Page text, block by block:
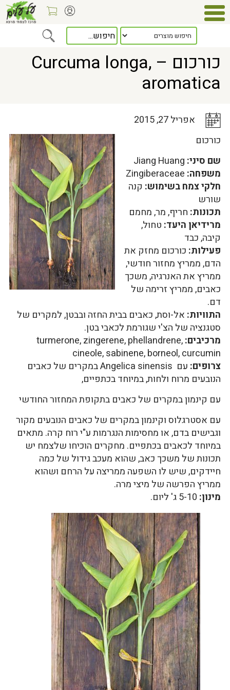
כלל המאמרים> כורכום – Curcuma longa, aromatica
כורכום – Curcuma longa,
aromatica
אפריל 27, 2015
כורכום
שם סיני:
משפחה:
חלקי צמח בשימוש: קנה
שורש
תכונות: חריף, מר, מחמם
מרידיאן היעד: טחול,
קיבה, כבד
פעילות: כורכום מחזק את
הדם, ממריץ מחזור חודשי,
ממריץ את האנרגיה, משכך
כאבים, ממריץ זרימה של
דם.
התוויות: אל-וסת, כאבים בבית החזה ובבטן, למקרים של
סטגנציה של הצ'י שגורמת לכאבי בטן.
מרכיבים:turmerone, zingerene, phellandrene,
cineole, sabinene, borneol, curcumin
צרופים:
עם Angelica sinensis במקרים של כאבים
הנובעים מרוח ולחות, במיוחד בכתפיים,
עם קינמון במקרים של כאבים בתקופת המחזור החודשי
עם אסטרגלוס וקינמון במקרים של כאבים הנובעים מקור
וגבישים בדם, או מחסימות הנגרמות ע"י רוח קרה. מתאים
במיוחד לכאבים בכתפיים. מחקרים הוכיחו שלצמח יש
תכונות של משכך כאב, שהוא מעכב גידול של כמה
חיידקים, שיש לו השפעה ממריצה על הרחם ושהוא
ממריץ הפרשה של מיצי מרה.
מינון: